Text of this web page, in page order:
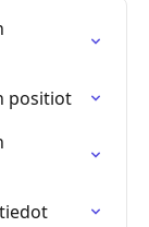
positiot